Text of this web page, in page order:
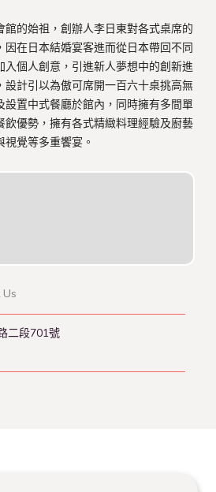
的始祖，創辦人李日東對各式桌席的
在日本結婚宴客進而從日本帶回不同
入個人創意，引進新人夢想中的創新進
設計引以為傲可席開一百六十桌挑高無
設置中式餐廳於館內，同時擁有多間單
飲優勢，擁有各式精緻料理經驗及廚藝
覺等多重饗宴。
二段701號